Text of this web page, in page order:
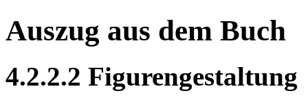
Auszug aus dem Buch
4.2.2.2 Figurengestaltung